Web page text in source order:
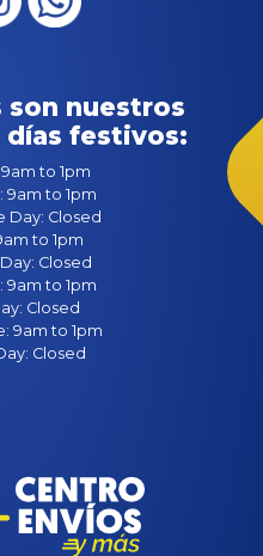
son nuestros
días festivos:
to 1pm
9am to 1pm
Day: Closed
to 1pm
Closed
9am to 1pm
Closed
9am to 1pm
Closed